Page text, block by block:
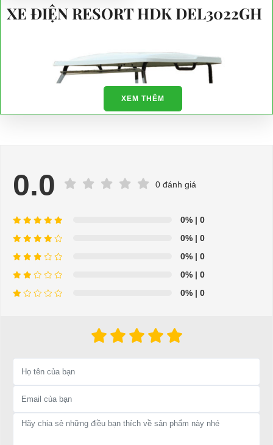
XE ĐIỆN RESORT HDK DEL3022GH
Quốc,…Chúng tôi cam kết sản phẩm có xuất xứ, bảo hành
chính hãng đảm bảo chất lượng cao.
Xe điện chạy resort là sự lựa chọn hoàn hảo cho các nhà
đầu tư các khu du lịch resort.
Xe điện chạy resort thuận tiện, phong cách đẹp mắt đặc biệt
XEM THÊM
0.0 0 đánh giá
0% | 0
0% | 0
0% | 0
0% | 0
0% | 0